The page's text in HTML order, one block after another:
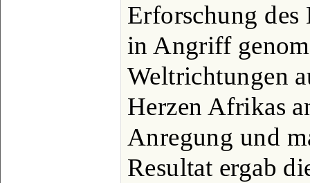
Erforschung des
in Angriff
Weltrichtungen
Herzen Afrikas
Anregung und
Resultat ergab